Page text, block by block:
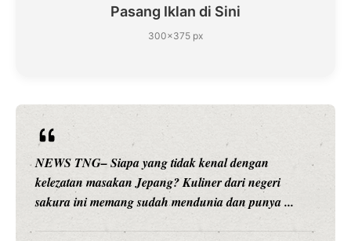
Pasang Iklan di Sini
300×375 px
NEWS TNG– Siapa sangka, dua nama besar di dunia
hiburan, Nunung Srimulat dan Vicky Prasetyo, kini
merambah dunia kuliner dengan ...